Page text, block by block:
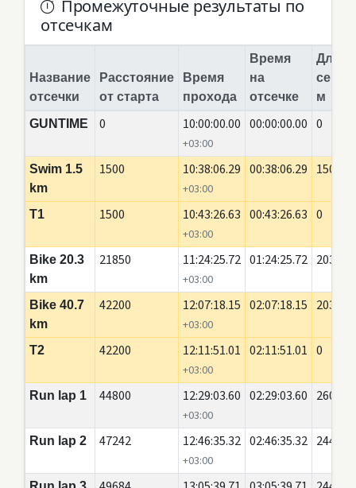
Промежуточные результаты по
отсечкам
Название
отсечки
Расстояние
от старта
Время
прохода
Время
на
отсечке
Длина
м
GUNTIME
0 10:00:00.00
+03:00
00:00:00.00 0
Swim 1.5
km
1500 10:38:06.29
+03:00
00:38:06.29 1500
T1 1500 10:43:26.63
+03:00
00:43:26.63 0
Bike 20.3
km
21850 11:24:25.72
+03:00
01:24:25.72 20350
Bike 40.7
km
42200 12:07:18.15
+03:00
02:07:18.15 20350
T2 42200 12:11:51.01
+03:00
02:11:51.01 0
Run lap 1 44800 12:29:03.60
+03:00
02:29:03.60 2600
Run lap 2 47242 12:46:35.32
+03:00
02:46:35.32 2442